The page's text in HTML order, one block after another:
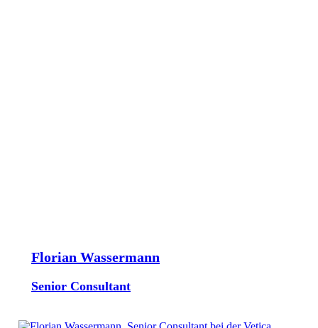
Florian Wassermann
Senior Consultant